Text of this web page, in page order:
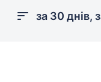
за 30 днів,